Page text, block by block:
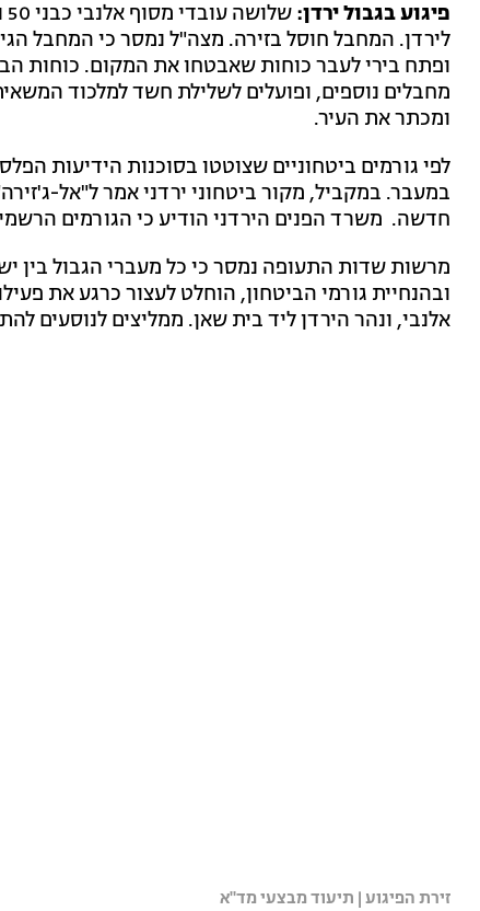
פיגוע בגבול ירדן:
לירדן. המחבל חוסל בזירה. מצה"ל נמסר כי המחבל
ופתח בירי לעבר כוחות שאבטחו את המקום. כוחות
מחבלים נוספים, ופועלים לשלילת חשד למלכוד
ומכתר את העיר.
לפי גורמים ביטחוניים שצוטטו בסוכנות הידיעות
במעבר. במקביל, מקור ביטחוני ירדני אמר ל"אל-
חדשה. משרד הפנים הירדני הודיע כי הגורמים
מרשות שדות התעופה נמסר כי כל מעברי הגבול בין
ובהנחיית גורמי הביטחון, הוחלט לעצור כרגע את
אלנבי, ונהר הירדן ליד בית שאן. ממליצים לנוסעים
זירת הפיגוע | תיעוד מבצעי מד"א